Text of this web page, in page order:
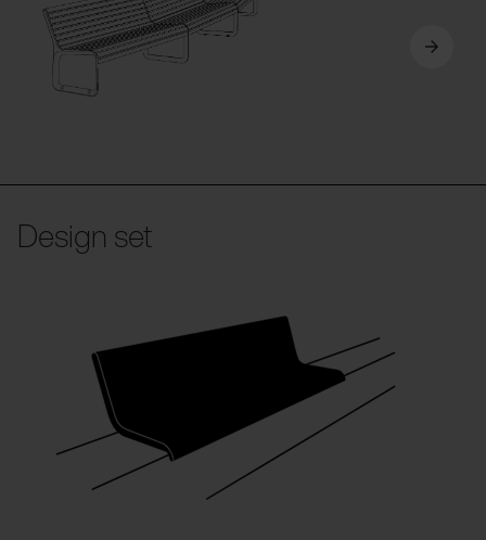
Design set